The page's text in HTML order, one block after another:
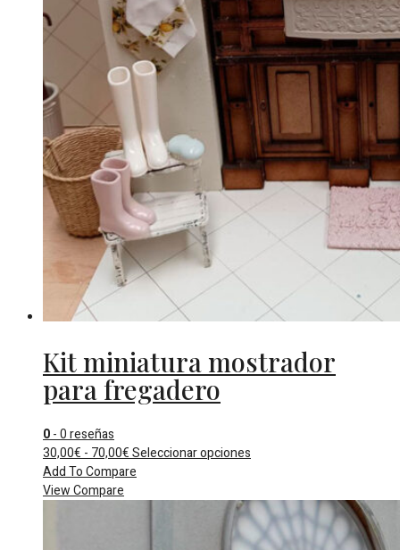
Kit miniatura mostrador
para fregadero
0- 0 reseñas
30,00€ - 70,00€Rango
de
Seleccionar opciones
múltiples
variantes.
Las
Add To Compare
View Compare